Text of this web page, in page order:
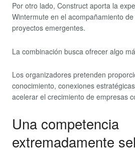
Por otro lado, Construct aporta la
Wintermute en el acompañamiento
proyectos emergentes.
La combinación busca ofrecer algo
Los organizadores pretenden
conocimiento, conexiones
acelerar el crecimiento de empresas
Una competencia
extremadamente